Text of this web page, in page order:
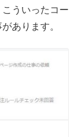
ういったコー
あります。